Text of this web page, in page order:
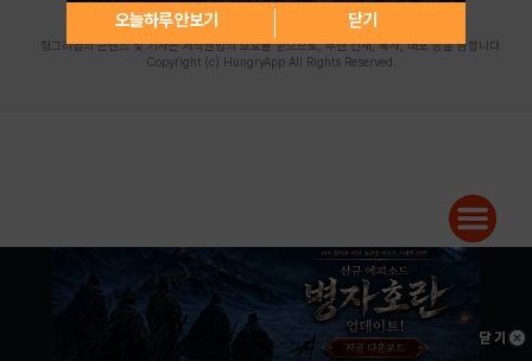
오늘하루 안보기 닫기
발행인:(주)스마트나우 송현두 | 편집인:김동욱
헝그리앱의 콘텐츠 및 기사는 저작권법의 보호를 받으므로, 무단 전재, 복사, 배포 등을 금합니다.
Copyright (c) HungryApp All Rights Reserved.